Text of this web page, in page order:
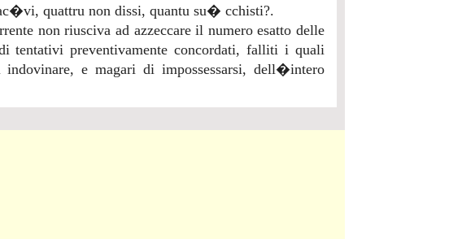
quattru non dissi, quantu su� cchisti?.
non riusciva ad azzeccare il numero esatto delle
tentativi preventivamente concordati, falliti i quali
indovinare, e magari di impossessarsi, dell�intero